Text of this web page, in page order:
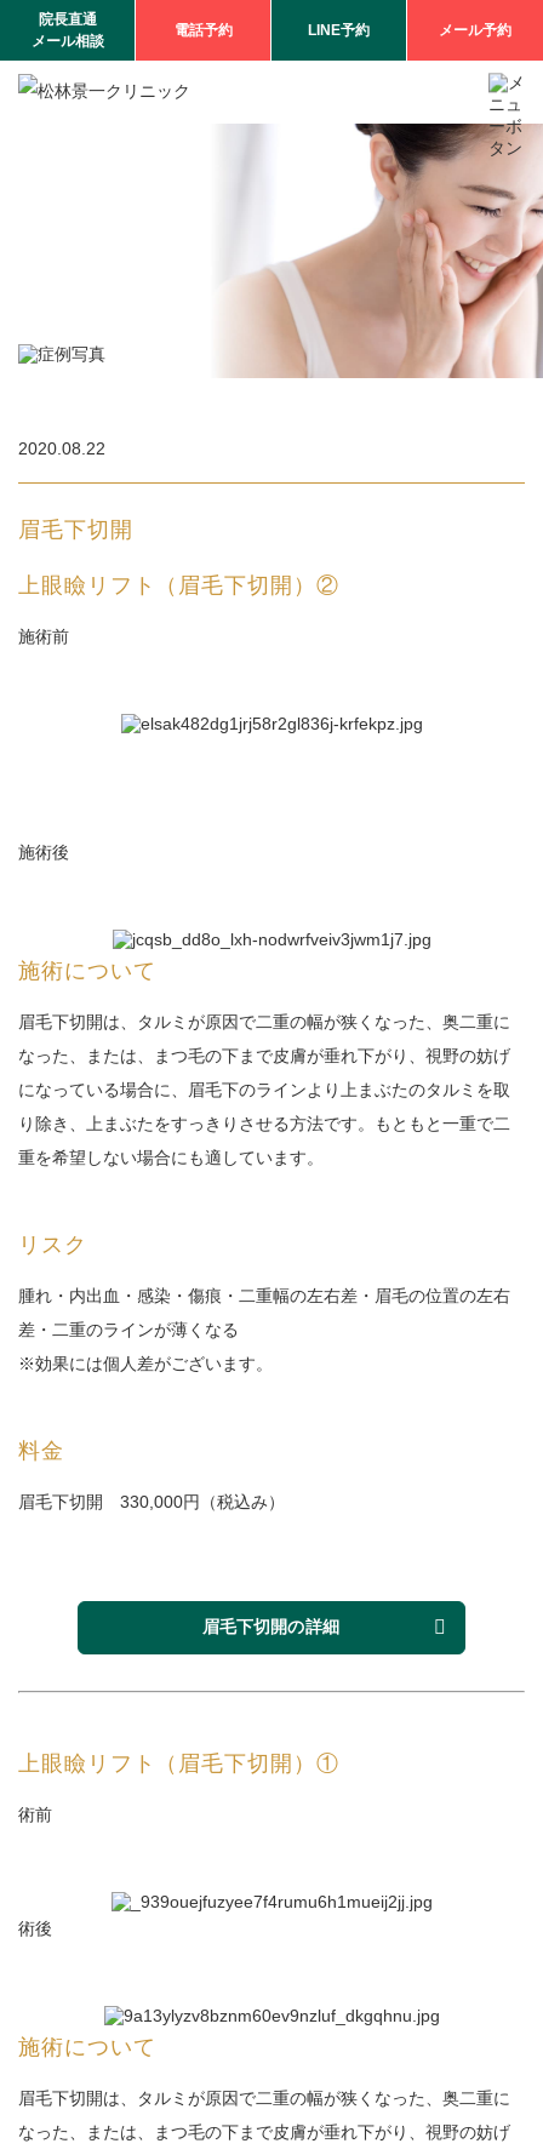
院長直通
メール相談
電話予約 LINE予約 メール予約
2020.08.22
眉毛下切開
上眼瞼リフト（眉毛下切開）②
施術前
施術後
施術について
眉毛下切開は、タルミが原因で二重の幅が狭くなった、奥二重に
なった、または、まつ毛の下まで皮膚が垂れ下がり、視野の妨げ
になっている場合に、眉毛下のラインより上まぶたのタルミを取
り除き、上まぶたをすっきりさせる方法です。もともと一重で二
重を希望しない場合にも適しています。
リスク
腫れ・内出血・感染・傷痕・二重幅の左右差・眉毛の位置の左右
差・二重のラインが薄くなる
※効果には個人差がございます。
料金
眉毛下切開 330,000円（税込み）
眉毛下切開の詳細
上眼瞼リフト（眉毛下切開）①
術前
術後
施術について
眉毛下切開は、タルミが原因で二重の幅が狭くなった、奥二重に
なった、または、まつ毛の下まで皮膚が垂れ下がり、視野の妨げ